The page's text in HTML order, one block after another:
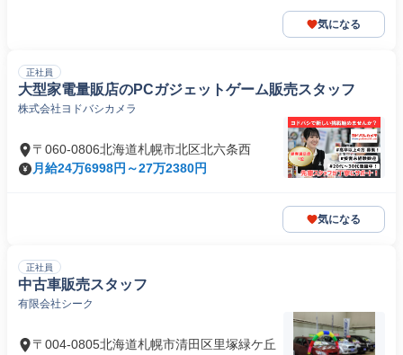
気になる
正社員
大型家電量販店のPCガジェットゲーム販売スタッフ
株式会社ヨドバシカメラ
〒060-0806北海道札幌市北区北六条西
月給24万6998円～27万2380円
気になる
正社員
中古車販売スタッフ
有限会社シーク
〒004-0805北海道札幌市清田区里塚緑ケ丘